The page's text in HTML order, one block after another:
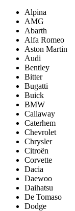
Alpina
AMG
Abarth
Alfa Romeo
Aston Martin
Audi
Bentley
Bitter
Bugatti
Buick
BMW
Callaway
Caterhem
Chevrolet
Chrysler
Citroën
Corvette
Dacia
Daewoo
Daihatsu
De Tomaso
Dodge